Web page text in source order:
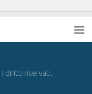
diritti riservati.